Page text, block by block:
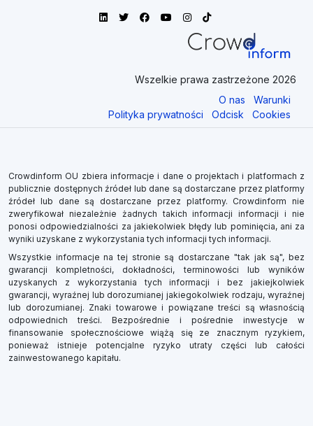
Wszelkie prawa zastrzeżone 2026
O nas
Warunki
Polityka prywatności
Odcisk Cookies
Crowdinform OU zbiera informacje i dane o projektach i platformach z
publicznie dostępnych źródeł lub dane są dostarczane przez platformy
źródeł lub dane są dostarczane przez platformy. Crowdinform nie
zweryfikował niezależnie żadnych takich informacji informacji i nie
ponosi odpowiedzialności za jakiekolwiek błędy lub pominięcia, ani za
wyniki uzyskane z wykorzystania tych informacji tych informacji.
Wszystkie informacje na tej stronie są dostarczane "tak jak są", bez
gwarancji kompletności, dokładności, terminowości lub wyników
uzyskanych z wykorzystania tych informacji i bez jakiejkolwiek
gwarancji, wyraźnej lub dorozumianej jakiegokolwiek rodzaju, wyraźnej
lub dorozumianej. Znaki towarowe i powiązane treści są własnością
odpowiednich treści. Bezpośrednie i pośrednie inwestycje w
finansowanie społecznościowe wiążą się ze znacznym ryzykiem,
ponieważ istnieje potencjalne ryzyko utraty części lub całości
zainwestowanego kapitału.